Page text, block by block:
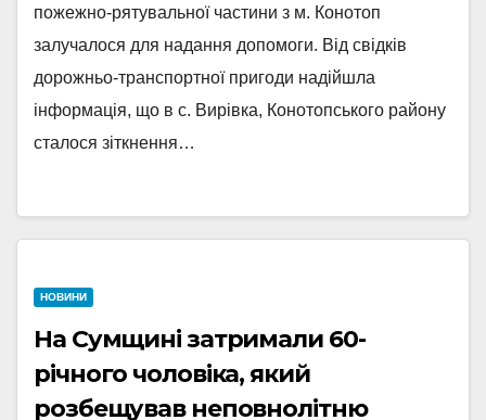
пожежно-рятувальної частини з м. Конотоп
залучалося для надання допомоги. Від свідків
дорожньо-транспортної пригоди надійшла
інформація, що в с. Вирівка, Конотопського району
сталося зіткнення…
НОВИНИ
На Сумщині затримали 60-
річного чоловіка, який
розбещував неповнолітню